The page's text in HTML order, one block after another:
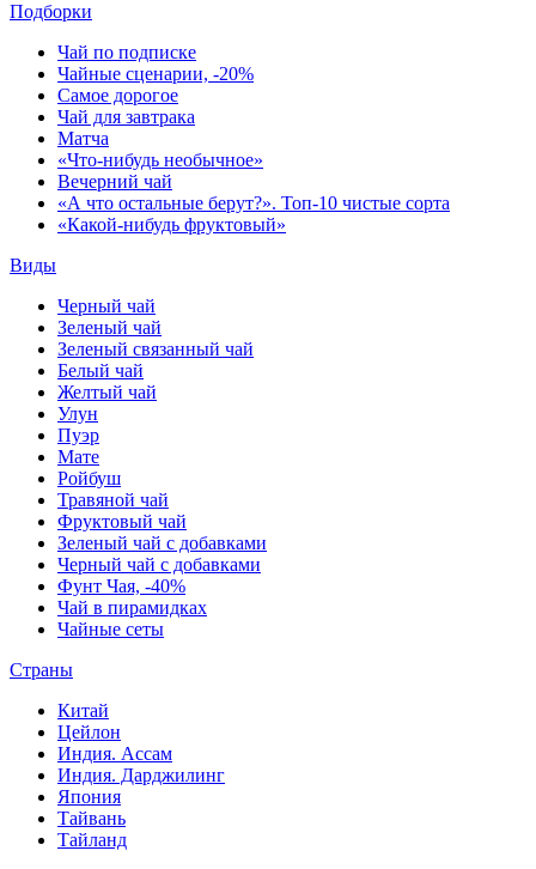
Подборки
Чай по подписке
Чайные сценарии, -20%
Самое дорогое
Чай для завтрака
Матча
«Что-нибудь необычное»
Вечерний чай
«А что остальные берут?». Топ-10 чистые сорта
«Какой-нибудь фруктовый»
Виды
Черный чай
Зеленый чай
Зеленый связанный чай
Белый чай
Желтый чай
Улун
Пуэр
Мате
Ройбуш
Травяной чай
Фруктовый чай
Зеленый чай с добавками
Черный чай с добавками
Фунт Чая, -40%
Чай в пирамидках
Чайные сеты
Страны
Китай
Цейлон
Индия. Ассам
Индия. Дарджилинг
Япония
Тайвань
Тайланд